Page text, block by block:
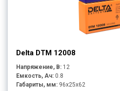
Delta DTM 12008
Напряжение, В: 12
Емкость, Ач: 0.8
Габариты, мм: 96x25x62